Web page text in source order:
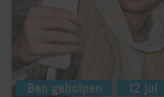
Ben geholpen 12 jul